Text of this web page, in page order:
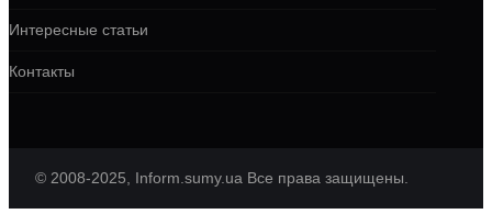
Интересные статьи
Контакты
© 2008-2025, Inform.sumy.ua Все права защищены.